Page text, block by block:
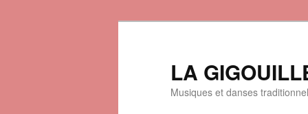
LA
Musiques et danses